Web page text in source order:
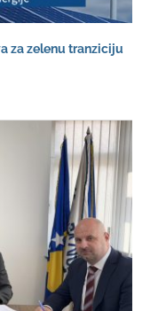
za zelenu tranziciju